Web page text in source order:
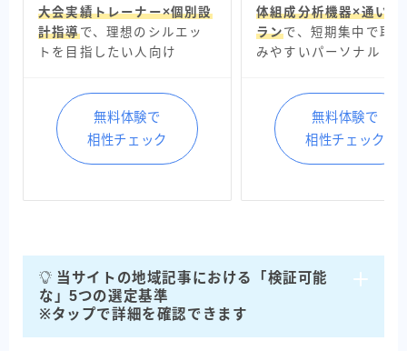
大会実績トレーナー×個別設
計指導で、理想のシルエッ
トを目指したい人向け
無料体験で
相性チェック
体組成分析機器×通い放
ランで、短期集中で取
みやすいパーソナル
無料体験で
相性チェック
当サイトの地域記事における「検証可能
な」5つの選定基準
※タップで詳細を確認できます